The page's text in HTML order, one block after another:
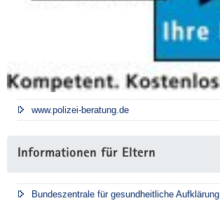
www.polizei-beratung.de
Informationen für Eltern
Bundeszentrale für gesundheitliche Aufklärung